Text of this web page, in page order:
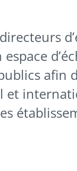
afin
et